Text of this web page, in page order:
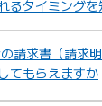
るタイミングを
請求書（請求
てもらえますか